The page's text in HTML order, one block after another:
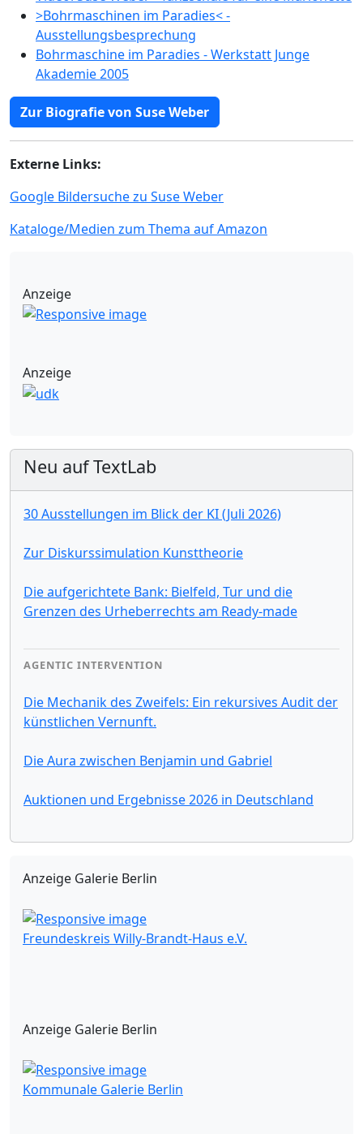
>Bohrmaschinen im Paradies< -
Ausstellungsbesprechung
Bohrmaschine im Paradies - Werkstatt Junge
Akademie 2005
Zur Biografie von Suse Weber
Externe Links:
Google Bildersuche zu Suse Weber
Kataloge/Medien zum Thema auf Amazon
Anzeige
Anzeige
Neu auf TextLab
30 Ausstellungen im Blick der KI (Juli 2026)
Zur Diskurssimulation Kunsttheorie
Die aufgerichtete Bank: Bielfeld, Tur und die
Grenzen des Urheberrechts am Ready-made
AGENTIC INTERVENTION
Die Mechanik des Zweifels: Ein rekursives Audit der
künstlichen Vernunft.
Die Aura zwischen Benjamin und Gabriel
Auktionen und Ergebnisse 2026 in Deutschland
Anzeige Galerie Berlin
Freundeskreis Willy-Brandt-Haus e.V.
Anzeige Galerie Berlin
Kommunale Galerie Berlin